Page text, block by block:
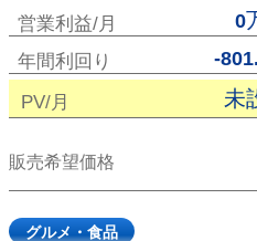
営業利益/月 0
年間利回り -
PV/月 未
販売希望価格
グルメ・食品